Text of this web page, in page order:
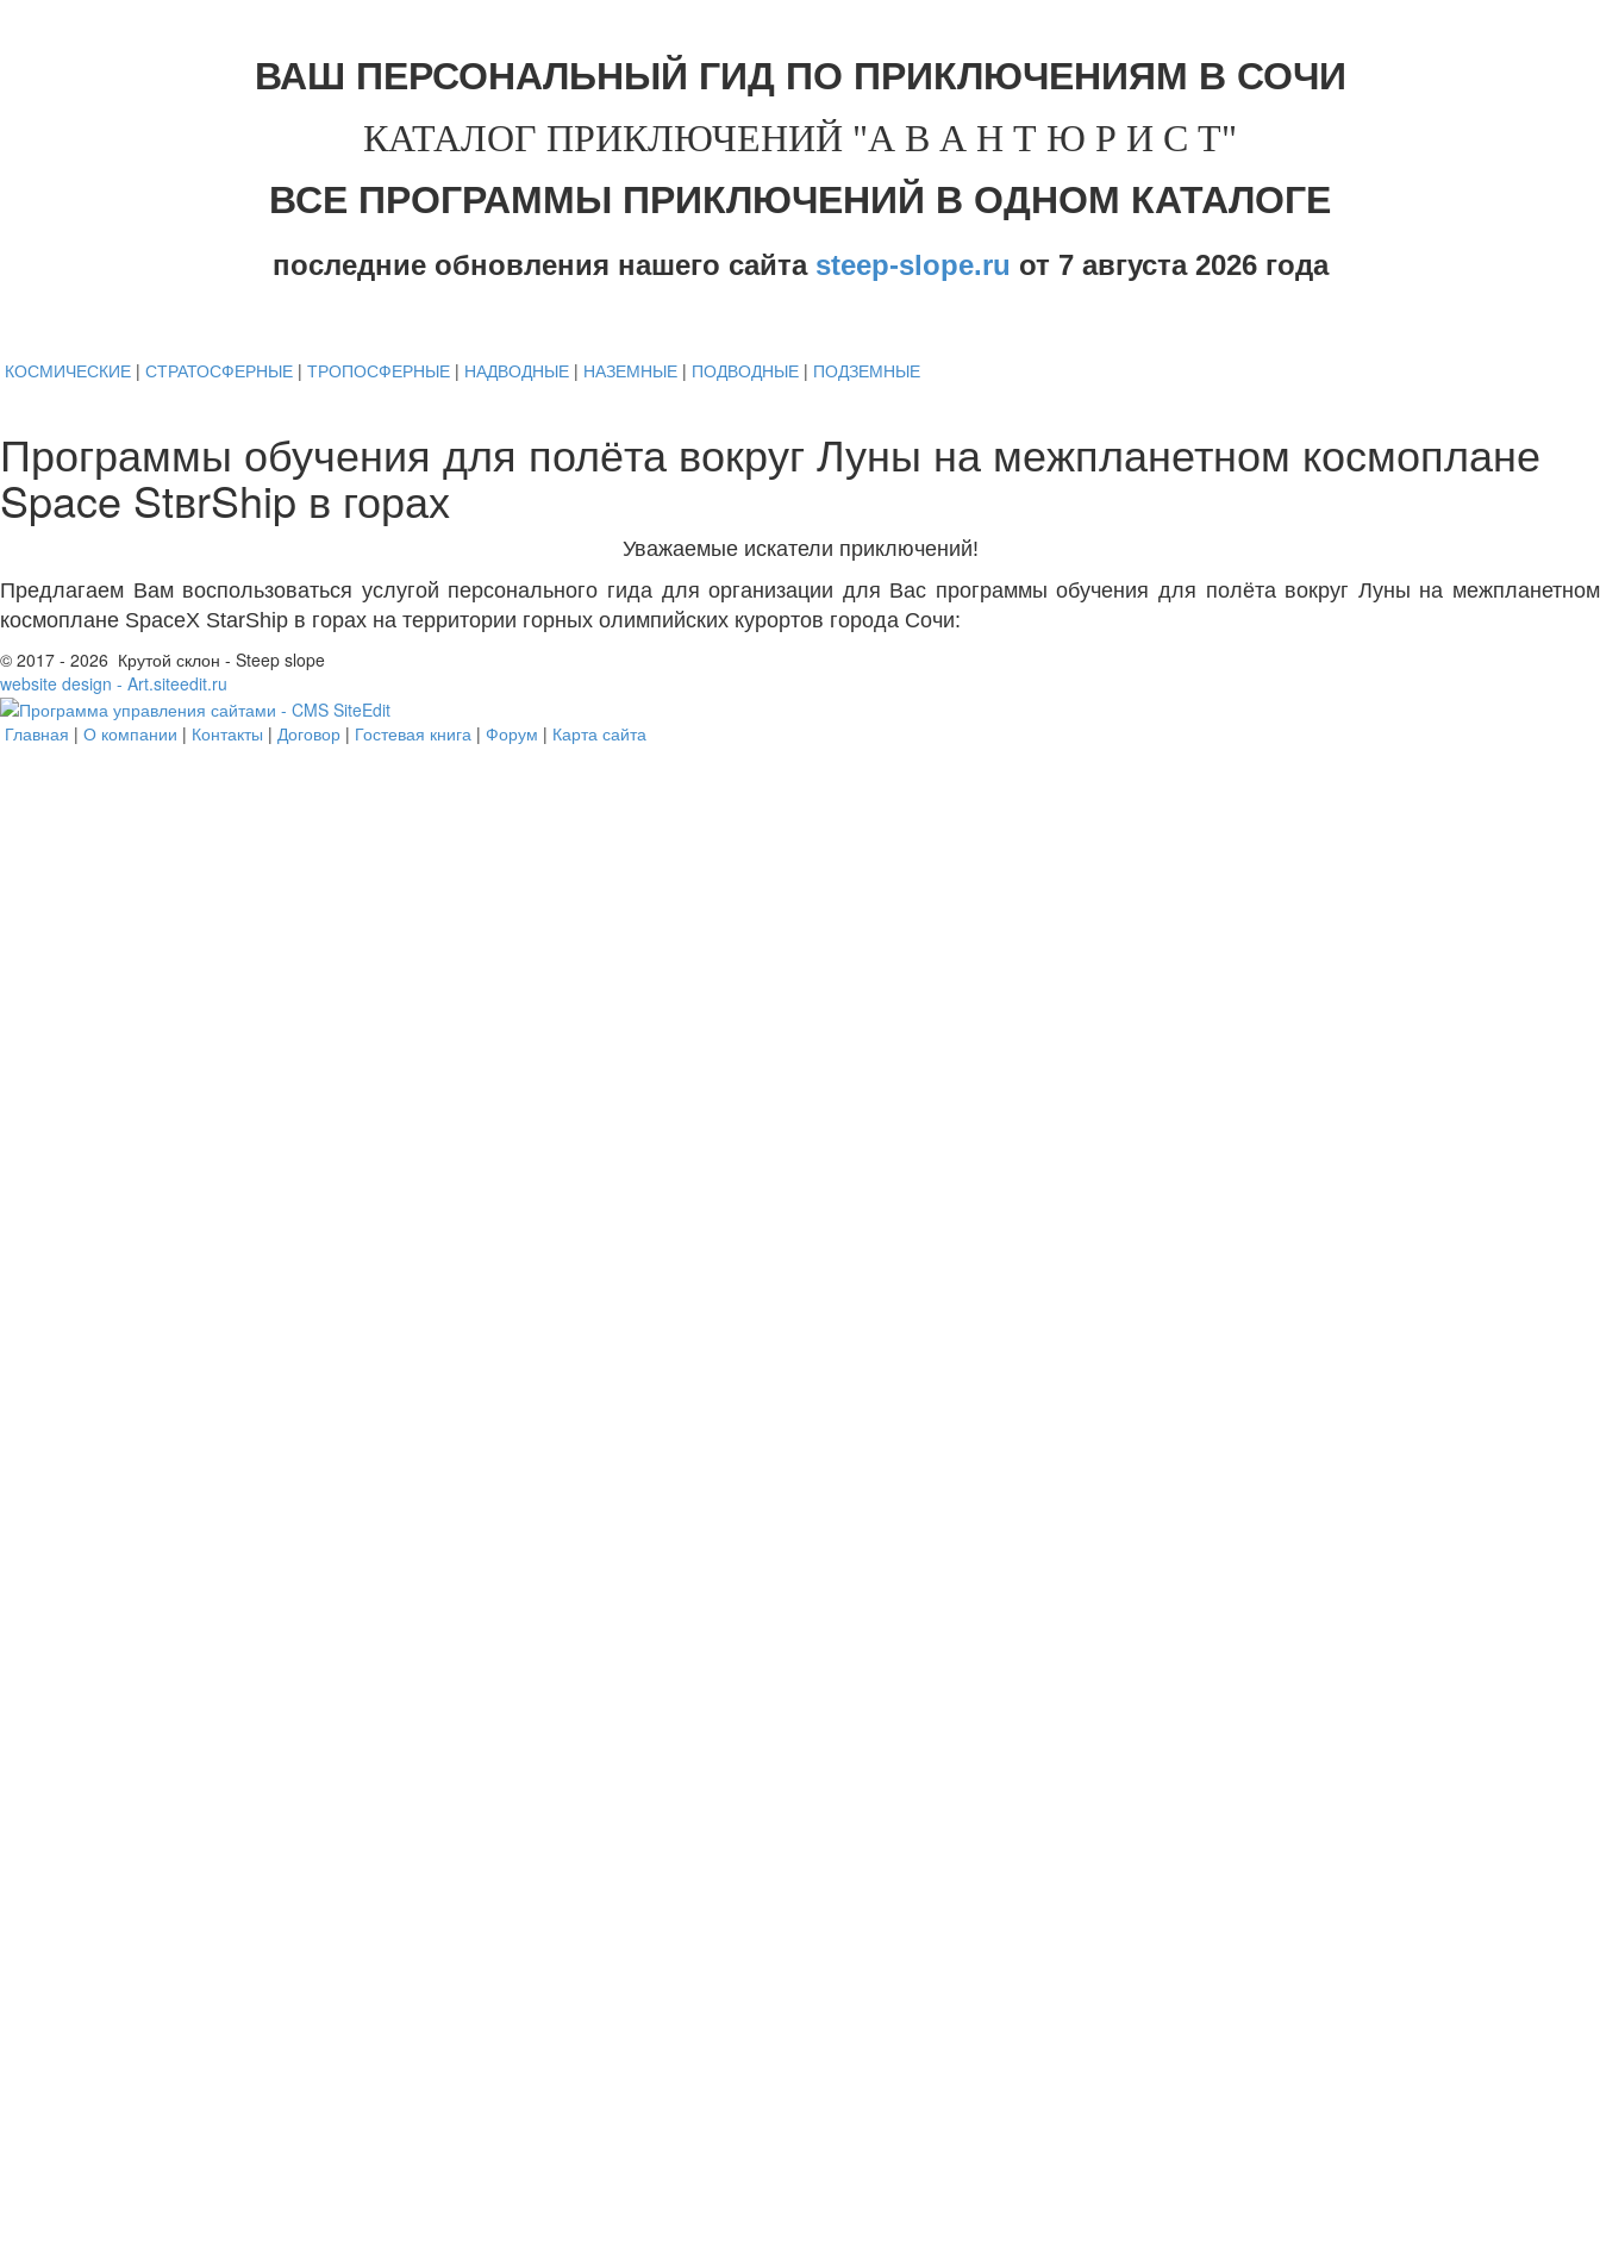
ВАШ ПЕРСОНАЛЬНЫЙ ГИД ПО ПРИКЛЮЧЕНИЯМ В СОЧИ
КАТАЛОГ ПРИКЛЮЧЕНИЙ "А В А Н Т Ю Р И С Т"
ВСЕ ПРОГРАММЫ ПРИКЛЮЧЕНИЙ В ОДНОМ КАТАЛОГЕ
последние обновления нашего сайта steep-slope.ru от 7 августа 2026 года
КОСМИЧЕСКИЕ | СТРАТОСФЕРНЫЕ | ТРОПОСФЕРНЫЕ | НАДВОДНЫЕ | НАЗЕМНЫЕ | ПОДВОДНЫЕ | ПОДЗЕМНЫЕ
Программы обучения для полёта вокруг Луны на межпланетном космоплане
Space StвrShip в горах
Уважаемые искатели приключений!
Предлагаем Вам воспользоваться услугой персонального гида для организации для Вас программы обучения для полёта вокруг Луны на межпланетном
космоплане SpaceX StarShip в горах на территории горных олимпийских курортов города Сочи:
© 2017 - 2026 Крутой склон - Steep slope
website design - Art.siteedit.ru
Главная | О компании | Контакты | Договор | Гостевая книга | Форум | Карта сайта